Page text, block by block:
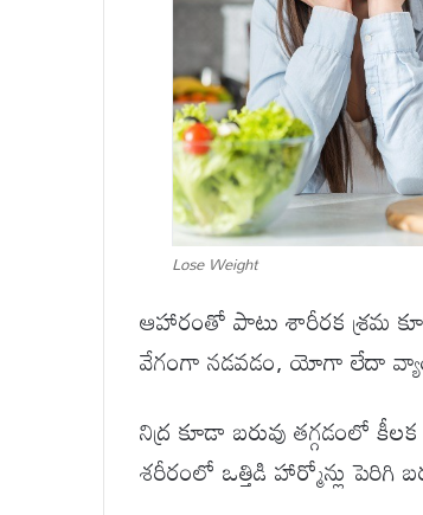
Lose Weight
ఆహారంతో పాటు శారీరక శ్రమ
వేగంగా నడవడం, యోగా లేదా
నిద్ర కూడా బరువు తగ్గడంలో
శరీరంలో ఒత్తిడి హార్మోన్లు